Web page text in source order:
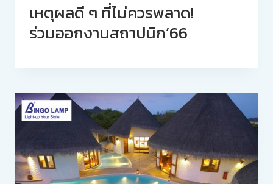
เหตุผลดี ๆ ที่ไม่ควรพลาด!
ร่วมออกงานสถาปนิก’66